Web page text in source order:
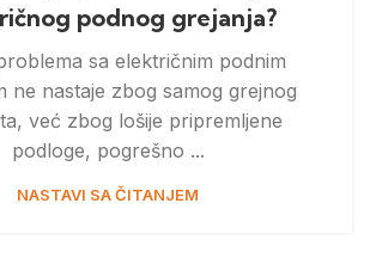
podnog grejanja?
sa električnim podnim
ne nastaje zbog samog grejnog
već zbog lošije pripremljene
podloge, pogrešno ...
NASTAVI SA ČITANJEM